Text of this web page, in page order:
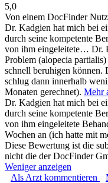
5,0
Von einem DocFinder
Dr. Kadgien hat mich bei
durch seine kompetente
von ihm eingeleitete… Dr.
Problem (alopecia
schnell beruhigen können.
schlug dann innerhalb
Monaten gerechnet). Mehr
Dr. Kadgien hat mich bei
durch seine kompetente
von ihm eingeleitete
Wochen an (ich hatte mit
Diese Bewertung ist die
nicht die der DocFinder
Weniger anzeigen
Als Arzt kommentieren